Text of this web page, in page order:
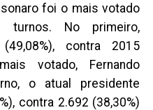
foi o mais votado
No primeiro,
contra 2015
votado, Fernando
o atual presidente
contra 2.692 (38,30%)